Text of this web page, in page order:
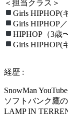
＜担当クラス＞
Girls HIPHOP(
Girls HIPHOP
HIPHOP（3歳
Girls HIPHOP(
経歴 :
SnowMan
ソフトバンク鷹
LAMP IN